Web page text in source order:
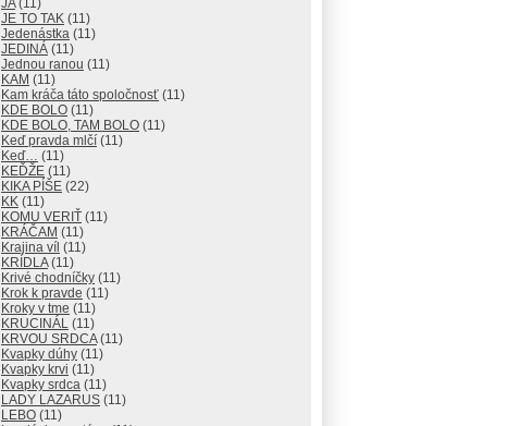
JA(11)
JE TO TAK (11)
Jedenástka (11)
JEDINÁ (11)
Jednou ranou (11)
KAM (11)
Kam kráča táto spoločnosť (11)
KDE BOLO (11)
KDE BOLO, TAM BOLO (11)
Keď pravda mlčí (11)
Keď… (11)
KEĎŽE (11)
KIKA PÍŠE (22)
KK (11)
KOMU VERIŤ (11)
KRÁČAM (11)
Krajina víl (11)
KRÍDLA(11)
Krivé chodníčky (11)
Krok k pravde (11)
Kroky v tme (11)
KRUCINÁL (11)
KRVOU SRDCA(11)
Kvapky dúhy (11)
Kvapky krvi (11)
Kvapky srdca (11)
LADY LAZARUS (11)
LEBO (11)